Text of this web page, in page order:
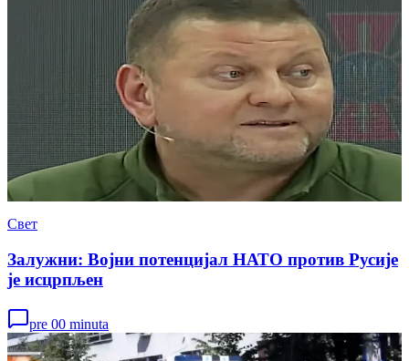
Свет
Залужни: Војни потенцијал НАТО против Русије
је исцрпљен
pre 00 minuta